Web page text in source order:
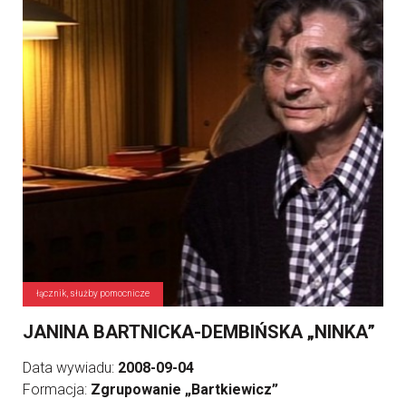
łącznik, służby pomocnicze
JANINA BARTNICKA-DEMBIŃSKA „NINKA”
Data wywiadu: 2008-09-04
Formacja: Zgrupowanie „Bartkiewicz”